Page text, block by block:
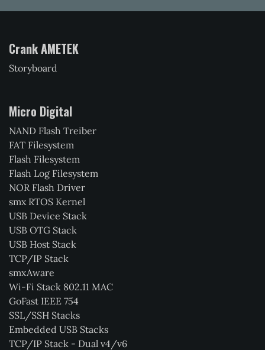
Crank AMETEK
Storyboard
Micro Digital
NAND Flash Treiber
FAT Filesystem
Flash Filesystem
Flash Log Filesystem
NOR Flash Driver
smx RTOS Kernel
USB Device Stack
USB OTG Stack
USB Host Stack
TCP/IP Stack
smxAware
Wi-Fi Stack 802.11 MAC
GoFast IEEE 754
SSL/SSH Stacks
Embedded USB Stacks
TCP/IP Stack - Dual v4/v6